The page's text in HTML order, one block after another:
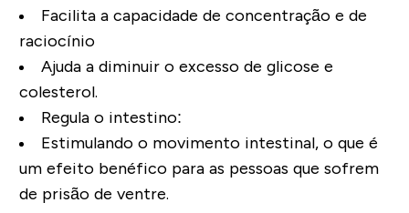
Facilita a capacidade de concentração e de
raciocínio
Ajuda a diminuir o excesso de glicose e
colesterol.
Regula o intestino:
Estimulando o movimento intestinal, o que é
um efeito benéfico para as pessoas que sofrem
de prisão de ventre.